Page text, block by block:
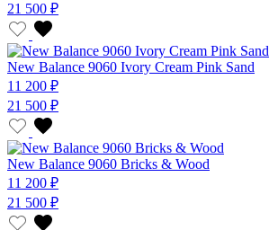
21 500 ₽
New Balance 9060 Ivory Cream Pink Sand
11 200 ₽
21 500 ₽
New Balance 9060 Bricks & Wood
11 200 ₽
21 500 ₽